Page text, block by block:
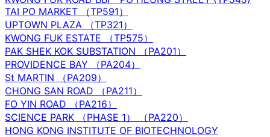
TAI PO MARKET （TP591）
UPTOWN PLAZA （TP321）
KWONG FUK ESTATE （TP575）
PAK SHEK KOK SUBSTATION （PA201）
PROVIDENCE BAY （PA204）
St MARTIN （PA209）
CHONG SAN ROAD （PA211）
FO YIN ROAD （PA216）
SCIENCE PARK （PHASE 1） （PA220）
HONG KONG INSTITUTE OF BIOTECHNOLOGY